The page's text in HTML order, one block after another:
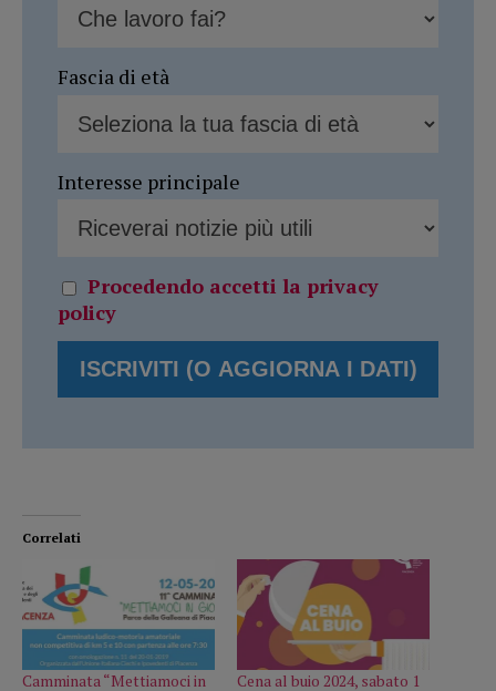
Fascia di età
Interesse principale
Procedendo accetti la privacy
policy
Correlati
Camminata “Mettiamoci in Cena al buio 2024, sabato 1